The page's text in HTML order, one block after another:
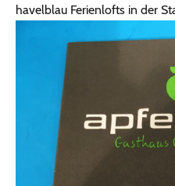
havelblau Ferienlofts in der